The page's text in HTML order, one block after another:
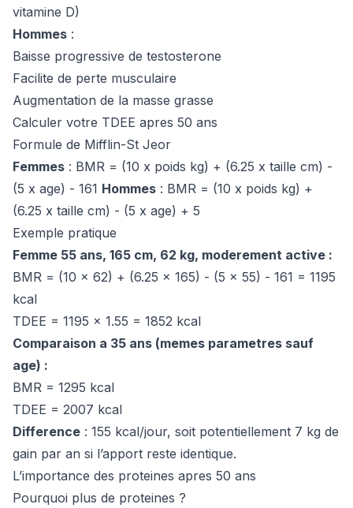
vitamine D)
Hommes :
Baisse progressive de testosterone
Facilite de perte musculaire
Augmentation de la masse grasse
Calculer votre TDEE apres 50 ans
Formule de Mifflin-St Jeor
Femmes : BMR = (10 x poids kg) + (6.25 x taille cm) -
(5 x age) - 161 Hommes : BMR = (10 x poids kg) +
(6.25 x taille cm) - (5 x age) + 5
Exemple pratique
Femme 55 ans, 165 cm, 62 kg, moderement active :
BMR = (10 x 62) + (6.25 x 165) - (5 x 55) - 161 = 1195
kcal
TDEE = 1195 x 1.55 = 1852 kcal
Comparaison a 35 ans (memes parametres sauf
age) :
BMR = 1295 kcal
TDEE = 2007 kcal
Difference : 155 kcal/jour, soit potentiellement 7 kg de
gain par an si l’apport reste identique.
L’importance des proteines apres 50 ans
Pourquoi plus de proteines ?